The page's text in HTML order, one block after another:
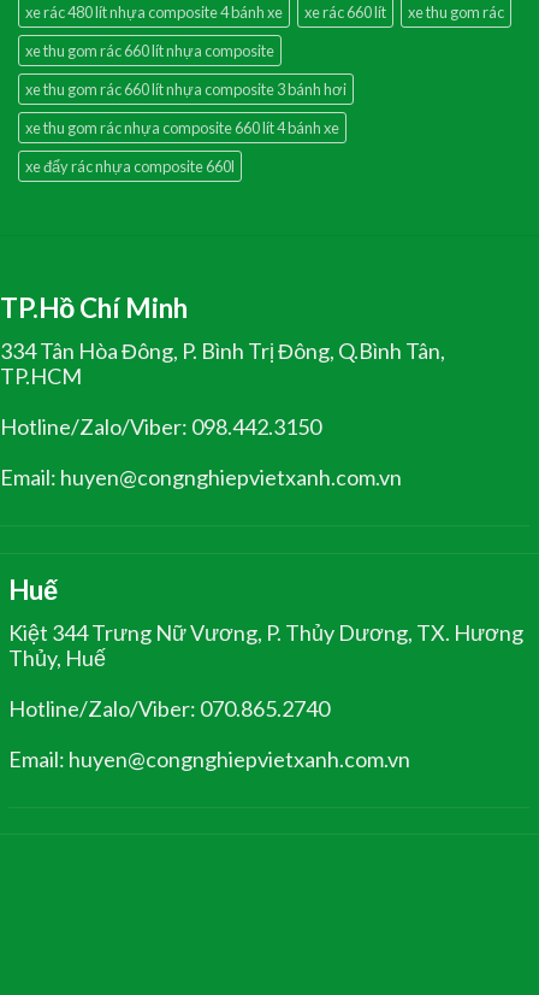
xe rác 480 lít nhựa composite 4 bánh xe
xe rác 660 lít
xe thu gom rác
xe thu gom rác 660 lít nhựa composite
xe thu gom rác 660 lít nhựa composite 3 bánh hơi
xe thu gom rác nhựa composite 660 lít 4 bánh xe
xe đẩy rác nhựa composite 660l
TP.Hồ Chí Minh
334 Tân Hòa Đông, P. Bình Trị Đông, Q.Bình Tân,
TP.HCM
Hotline/Zalo/Viber: 098.442.3150
Email: huyen@congnghiepvietxanh.com.vn
Huế
Kiệt 344 Trưng Nữ Vương, P. Thủy Dương, TX. Hương
Thủy, Huế
Hotline/Zalo/Viber: 070.865.2740
Email: huyen@congnghiepvietxanh.com.vn